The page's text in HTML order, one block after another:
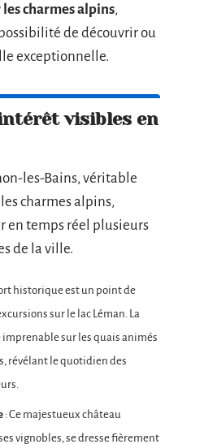
charmes alpins,
de découvrir ou
exceptionnelle.
visibles en
les-Bains, véritable
charmes alpins,
en temps réel plusieurs
de la ville.
historique est un point de
sur le lac Léman. La
sur les quais animés
révélant le quotidien des
: Ce majestueux château
vignobles, se dresse fièrement